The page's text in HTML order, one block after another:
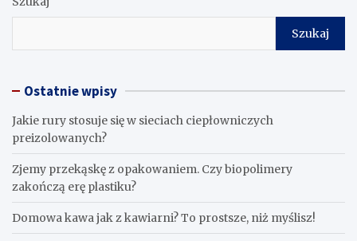
Szukaj
Ostatnie wpisy
Jakie rury stosuje się w sieciach ciepłowniczych
preizolowanych?
Zjemy przekąskę z opakowaniem. Czy biopolimery
zakończą erę plastiku?
​Domowa kawa jak z kawiarni? To prostsze, niż myślisz!